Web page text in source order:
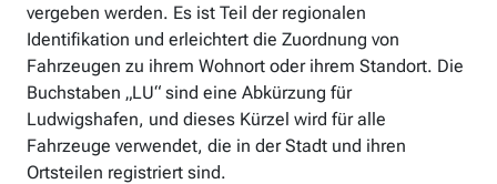
vergeben werden. Es ist Teil der regionalen
Identifikation und erleichtert die Zuordnung von
Fahrzeugen zu ihrem Wohnort oder ihrem Standort. Die
Buchstaben „LU“ sind eine Abkürzung für
Ludwigshafen, und dieses Kürzel wird für alle
Fahrzeuge verwendet, die in der Stadt und ihren
Ortsteilen registriert sind.